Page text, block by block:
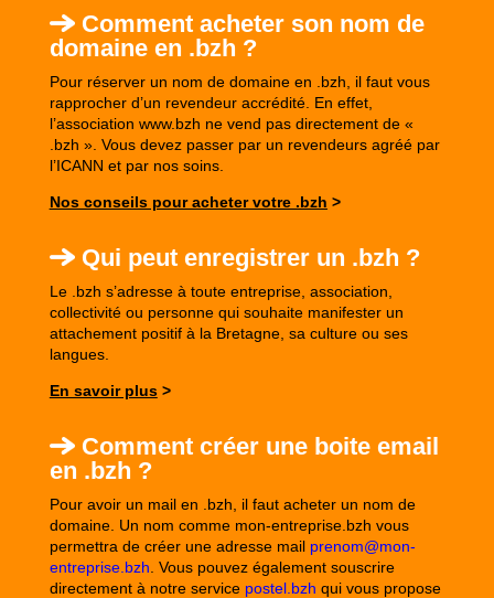
Comment acheter son nom de
domaine en .bzh ?
Pour réserver un nom de domaine en .bzh, il faut vous
rapprocher d’un revendeur accrédité. En effet,
l’association www.bzh ne vend pas directement de «
.bzh ». Vous devez passer par un revendeurs agréé par
l’ICANN et par nos soins.
Nos conseils pour acheter votre .bzh >
Qui peut enregistrer un .bzh ?
Le .bzh s’adresse à toute entreprise, association,
collectivité ou personne qui souhaite manifester un
attachement positif à la Bretagne, sa culture ou ses
langues.
En savoir plus>
Comment créer une boite email
en .bzh ?
Pour avoir un mail en .bzh, il faut acheter un nom de
domaine. Un nom comme mon-entreprise.bzh vous
permettra de créer une adresse mail prenom@mon-
entreprise.bzh . Vous pouvez également souscrire
directement à notre service postel.bzh qui vous propose